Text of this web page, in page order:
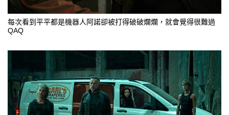
每次看到平平都是機器人阿諾卻被打得破破爛爛，就會覺得很難過
QAQ